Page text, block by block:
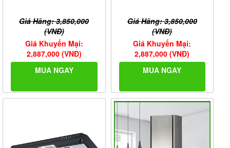
Giá Hãng: 3,850,000
(VNĐ)
Giá Khuyến Mại:
2,887,000 (VNĐ)
MUA NGAY
Giá Hãng: 3,850,000
(VNĐ)
Giá Khuyến Mại:
2,887,000 (VNĐ)
MUA NGAY